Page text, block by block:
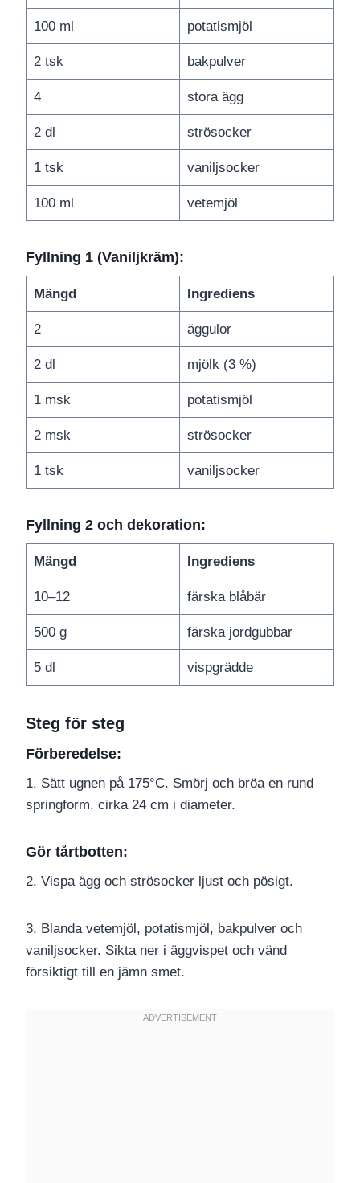
100 ml potatismjöl
2 tsk bakpulver
4 stora ägg
2 dl strösocker
1 tsk vaniljsocker
100 ml vetemjöl
Fyllning 1 (Vaniljkräm):
Mängd Ingrediens
2 äggulor
2 dl mjölk (3 %)
1 msk potatismjöl
2 msk strösocker
1 tsk vaniljsocker
Fyllning 2 och dekoration:
Mängd Ingrediens
10–12 färska blåbär
500 g färska jordgubbar
5 dl vispgrädde
Steg för steg
Förberedelse:
1. Sätt ugnen på 175°C. Smörj och bröa en rund
springform, cirka 24 cm i diameter.
Gör tårtbotten:
2. Vispa ägg och strösocker ljust och pösigt.
3. Blanda vetemjöl, potatismjöl, bakpulver och
vaniljsocker. Sikta ner i äggvispet och vänd
försiktigt till en jämn smet.